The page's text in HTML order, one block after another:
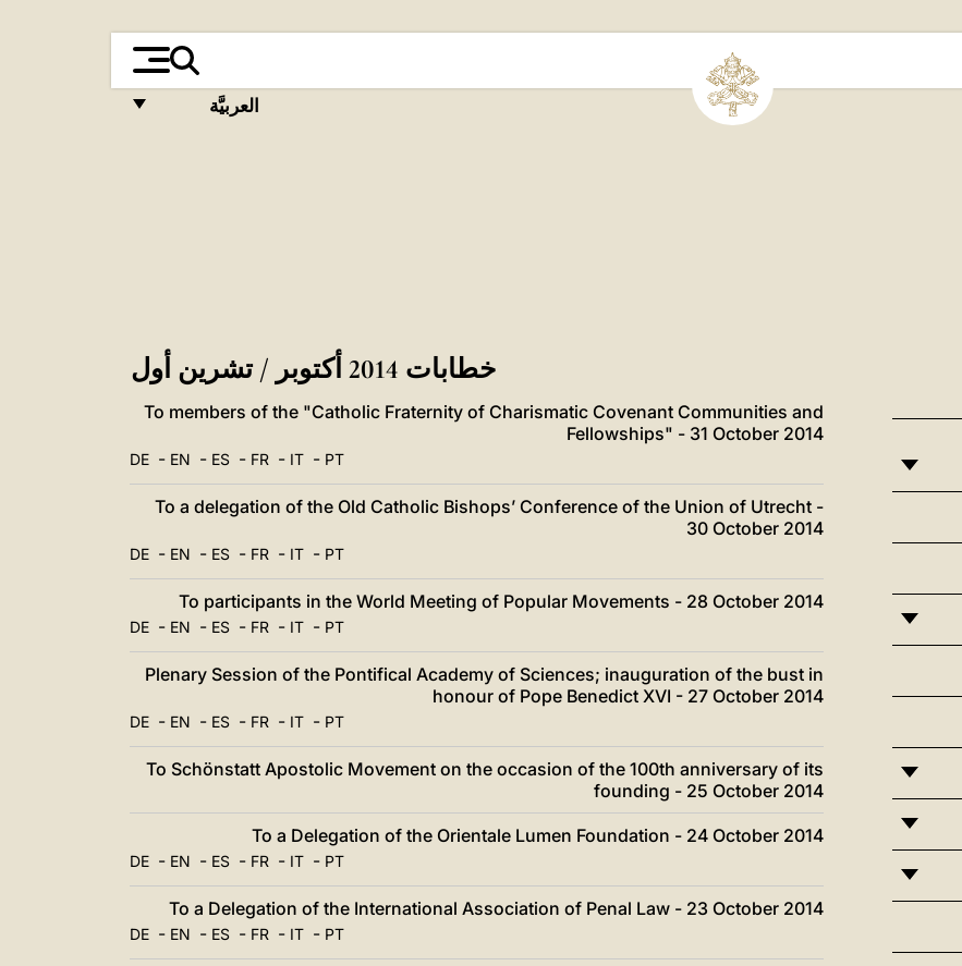
العربيَّة
DEUTSCH
POLSKI
中文
خطابات 2014 أكتوبر / تشرين أول
To members of the "Catholic Fraternity of Charismatic Covenant Communities and
Fellowships" - 31 October 2014
DE - EN - ES - FR - IT - PT
To a delegation of the Old Catholic Bishops’ Conference of the Union of Utrecht -
30 October 2014
DE - EN - ES - FR - IT - PT
To participants in the World Meeting of Popular Movements - 28 October 2014
DE - EN - ES - FR - IT - PT
Plenary Session of the Pontifical Academy of Sciences; inauguration of the bust in
honour of Pope Benedict XVI - 27 October 2014
DE - EN - ES - FR - IT - PT
To Schönstatt Apostolic Movement on the occasion of the 100th anniversary of its
founding - 25 October 2014
To a Delegation of the Orientale Lumen Foundation - 24 October 2014
DE - EN - ES - FR - IT - PT
To a Delegation of the International Association of Penal Law - 23 October 2014
DE - EN - ES - FR - IT - PT